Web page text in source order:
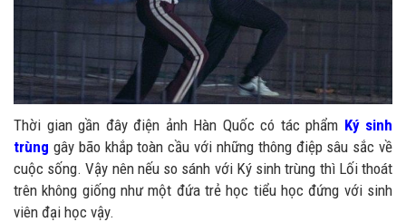
Thời gian gần đây điện ảnh Hàn Quốc có tác phẩm Ký sinh
trùng gây bão khắp toàn cầu với những thông điệp sâu sắc về
cuộc sống. Vậy nên nếu so sánh với Ký sinh trùng thì Lối thoát
trên không giống như một đứa trẻ học tiểu học đứng với sinh
viên đại học vậy.